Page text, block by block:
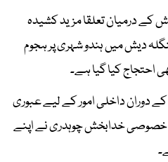
کے درمیان تعلقا مزید کشیدہ
دسمبر کو بنگلہ دیش میں ہندو شہری پر ہجوم
احتجاج کیا گیا ہے۔
دوران داخلی امور کے لیے عبوری
خدابخش چوہدری نے اپنے